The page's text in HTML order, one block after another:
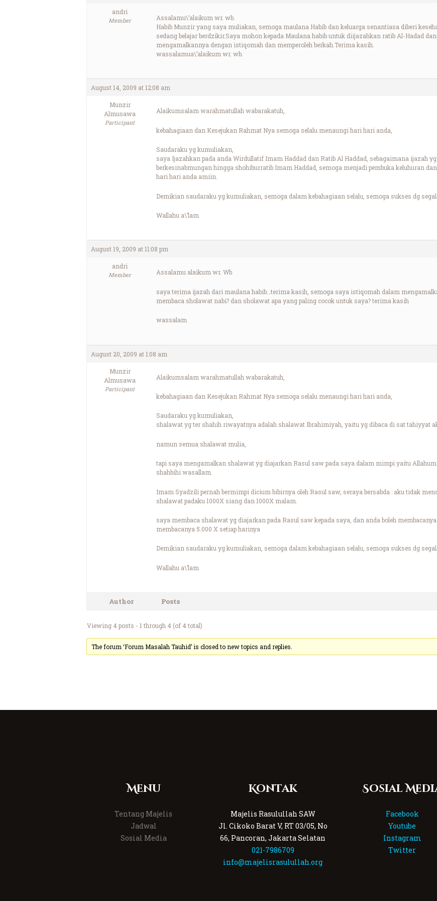
andri
Member
Assalamu\’alaikum wr. wb.
Habib Munzir yang saya muliakan, semoga maulana Habib dan keluarga senantiasa diberi
sedang belajar berdzikir.Saya mohon kepada Maulana habib untuk diijazahkan ratib Al-Hadad
mengamalkannya dengan istiqomah dan memperoleh berkah.Terima kasih.
wassalamua\’alaikum wr. wb.
August 14, 2009 at 12:08 am
Munzir
Almusawa
Participant
Alaikumsalam warahmatullah wabarakatuh,
kebahagiaan dan Kesejukan Rahmat Nya semoga selalu menaungi hari hari anda,
Saudaraku yg kumuliakan,
saya Ijazahkan pada anda Wirdullatif Imam Haddad dan Ratib Al Haddad, sebagaimana ijazah
berkesinabmungan hingga shohiburratib Imam Haddad, semoga menjadi pembuka keluhuran
hari hari anda amiin.
Demikian saudaraku yg kumuliakan, semoga dalam kebahagiaan selalu, semoga sukses dg
Wallahu a\’lam
August 19, 2009 at 11:08 pm
andri
Member Assalamu alaikum wr. Wb
saya terima ijazah dari maulana habib…terima kasih, semoga saya istiqomah dalam
membaca sholawat nabi? dan sholawat apa yang paling cocok untuk saya? terima kasih
wassalam
August 20, 2009 at 1:08 am
Munzir
Almusawa
Participant
Alaikumsalam warahmatullah wabarakatuh,
kebahagiaan dan Kesejukan Rahmat Nya semoga selalu menaungi hari hari anda,
Saudaraku yg kumuliakan,
shalawat yg ter shahih riwayatnya adalah shalawat Ibrahimiyah, yaitu yg dibaca di sat tahiyyat
namun semua shalawat mulia,
tapi saya mengamalkan shalawat yg diajarkan Rasul saw pada saya dalam mimpi yaitu
shahbihi wasallam.
Imam Syadzili pernah bermimpi dicium bibirnya oleh Rasul saw, seraya bersabda : aku tidak
shalawat padaku 1000X siang dan 1000X malam.
saya membaca shalawat yg diajarkan pada Rasul saw kepada saya, dan anda boleh membacanya
membacanya 5.000 X setiap harinya
Demikian saudaraku yg kumuliakan, semoga dalam kebahagiaan selalu, semoga sukses dg
Wallahu a\’lam
Author Posts
Viewing 4 posts - 1 through 4 (of 4 total)
The forum ‘Forum Masalah Tauhid’ is closed to new topics and replies.
Menu
Tentang Majelis
Jadwal
Sosial Media
Kontak
Majelis Rasulullah SAW
Jl. Cikoko Barat V, RT 03/05, No
66, Pancoran, Jakarta Selatan
021-7986709
info@majelisrasulullah.org
Sosial
Facebook
Youtube
Instagram
Twitter